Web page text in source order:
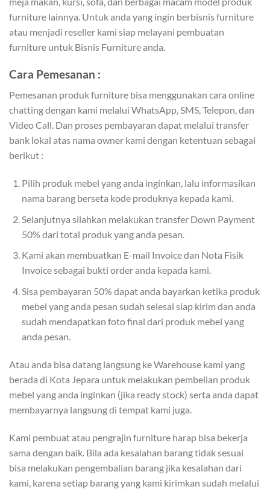
furniture lainnya. Untuk anda yang ingin berbisnis furniture
atau menjadi reseller kami siap melayani pembuatan
furniture untuk Bisnis Furniture anda.
Cara Pemesanan :
Pemesanan produk furniture bisa menggunakan cara online
chatting dengan kami melalui WhatsApp, SMS, Telepon, dan
Video Call. Dan proses pembayaran dapat melalui transfer
bank lokal atas nama owner kami dengan ketentuan sebagai
berikut :
Pilih produk mebel yang anda inginkan, lalu informasikan
nama barang berseta kode produknya kepada kami.
Selanjutnya silahkan melakukan transfer Down Payment
50% dari total produk yang anda pesan.
Kami akan membuatkan E-mail Invoice dan Nota Fisik
Invoice sebagai bukti order anda kepada kami.
Sisa pembayaran 50% dapat anda bayarkan ketika produk
mebel yang anda pesan sudah selesai siap kirim dan anda
sudah mendapatkan foto final dari produk mebel yang
anda pesan.
Atau anda bisa datang langsung ke Warehouse kami yang
berada di Kota Jepara untuk melakukan pembelian produk
mebel yang anda inginkan (jika ready stock) serta anda dapat
membayarnya langsung di tempat kami juga.
Kami pembuat atau pengrajin furniture harap bisa bekerja
sama dengan baik. Bila ada kesalahan barang tidak sesuai
bisa melakukan pengembalian barang jika kesalahan dari
kami, karena setiap barang yang kami kirimkan sudah melalui